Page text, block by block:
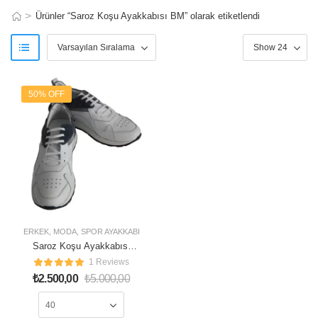
> Ürünler “Saroz Koşu Ayakkabısı BM” olarak etiketlendi
50% OFF
ERKEK, MODA, SPOR AYAKKABI
Saroz Koşu Ayakkabısı
BM 1 Reviews
₺2.500,00 ₺5.000,00